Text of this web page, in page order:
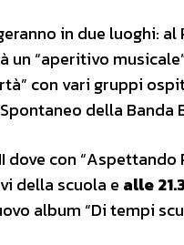
in due luoghi:
“aperitivo
con vari gruppi
della Banda
dove con “Aspettando
della scuola e alle
album “Di tempi